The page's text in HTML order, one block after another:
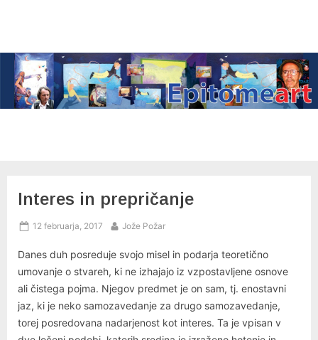
Interes in prepričanje
Posted
12 februarja, 2017 By
Jože Požar
Danes duh posreduje svojo misel in podarja teoretično
umovanje o stvareh, ki ne izhajajo iz vzpostavljene osnove
ali čistega pojma. Njegov predmet je on sam, tj. enostavni
jaz, ki je neko samozavedanje za drugo samozavedanje,
torej posredovana nadarjenost kot interes. Ta je vpisan v